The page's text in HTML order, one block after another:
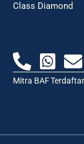
Class Diamond
Mitra BAF